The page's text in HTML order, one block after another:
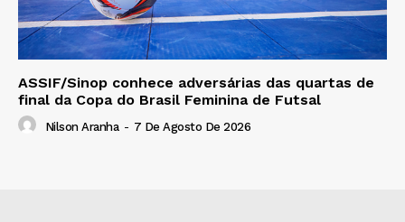
ASSIF/Sinop conhece adversárias das quartas de
final da Copa do Brasil Feminina de Futsal
Nilson Aranha - 7 De Agosto De 2026